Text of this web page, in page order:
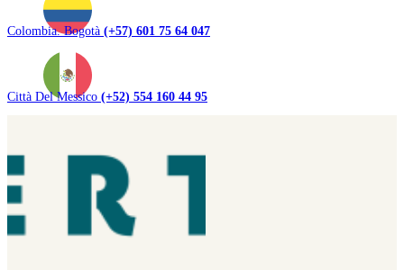
Colombia. Bogotà (+57) 601 75 64 047
Città Del Messico (+52) 554 160 44 95